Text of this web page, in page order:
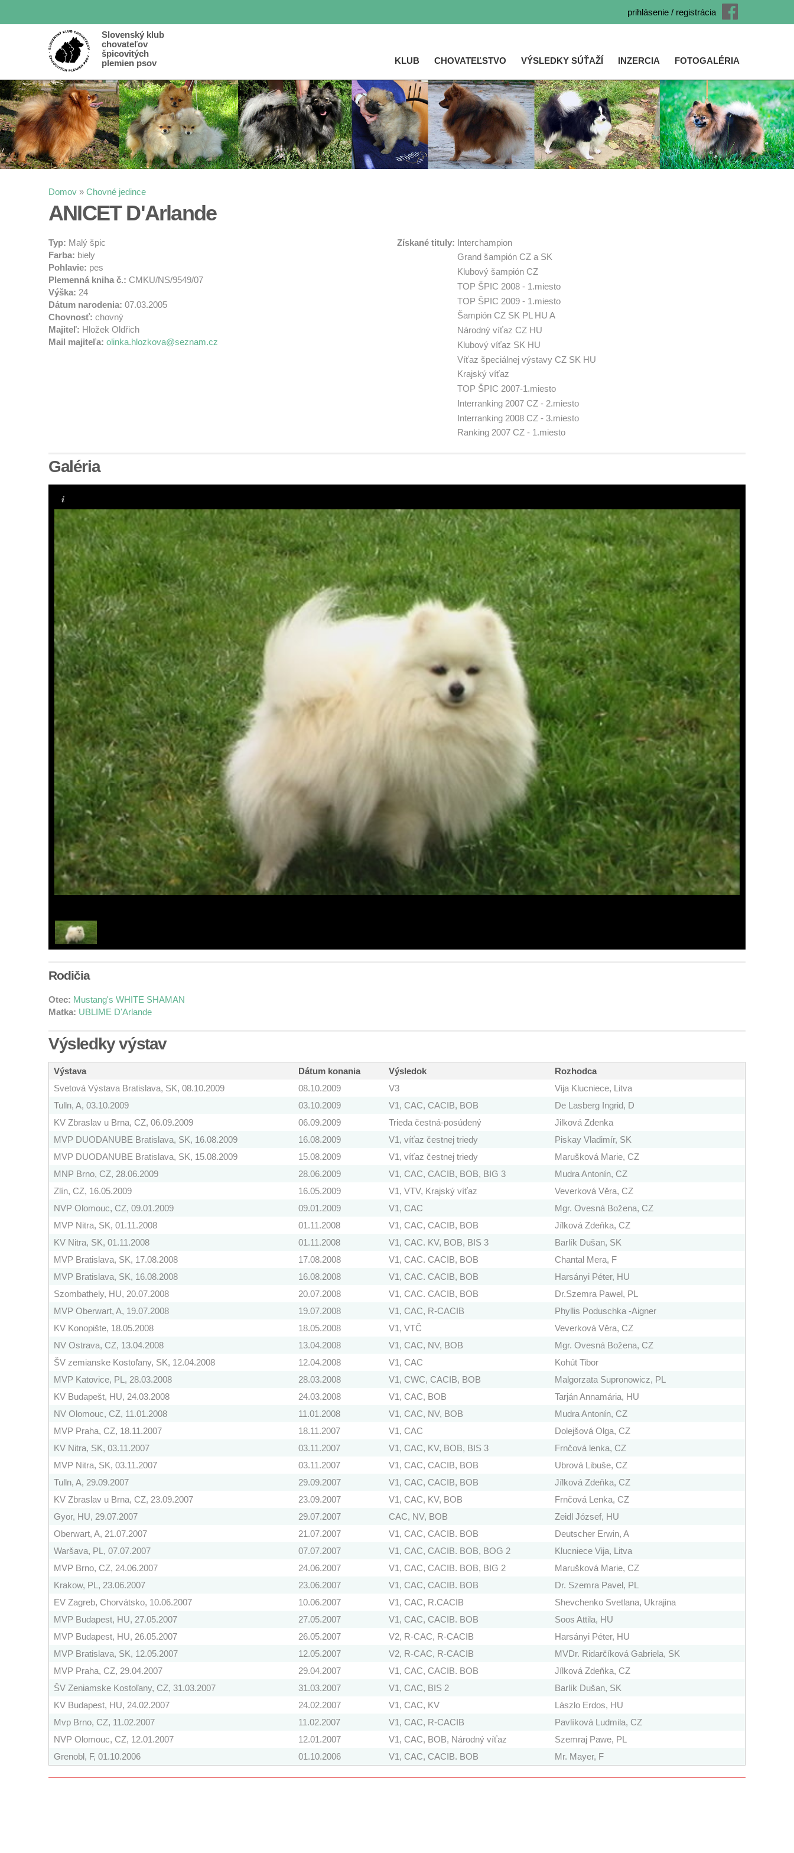
Skočiť
na
hlavný
obsah
prihlásenie / registrácia
Slovenský klub
chovateľov
špicovitých
plemien psov
KLUB CHOVATEĽSTVO VÝSLEDKY SÚŤAŽÍ INZERCIA FOTOGALÉRIA
Nachádzate sa tu
Domov » Chovné jedince
ANICET D'Arlande
Typ: Malý špic
Farba: biely
Pohlavie: pes
Plemenná kniha č.: CMKU/NS/9549/07
Výška: 24
Dátum narodenia: 07.03.2005
Chovnosť: chovný
Majiteľ: Hložek Oldřich
Mail majiteľa: olinka.hlozkova@seznam.cz
Získané tituly: Interchampion
Grand šampión CZ a SK
Klubový šampión CZ
TOP ŠPIC 2008 - 1.miesto
TOP ŠPIC 2009 - 1.miesto
Šampión CZ SK PL HU A
Národný víťaz CZ HU
Klubový víťaz SK HU
Víťaz špeciálnej výstavy CZ SK HU
Krajský víťaz
TOP ŠPIC 2007-1.miesto
Interranking 2007 CZ - 2.miesto
Interranking 2008 CZ - 3.miesto
Ranking 2007 CZ - 1.miesto
Galéria
Rodičia
Otec: Mustang's WHITE SHAMAN
Matka: UBLIME D'Arlande
Výsledky výstav
Výstava Dátum konania Výsledok
Rozhodca
Svetová Výstava Bratislava, SK, 08.10.2009
08.10.2009 V3
Vija Klucniece, Litva
Tulln, A, 03.10.2009
03.10.2009 V1, CAC, CACIB, BOB
De Lasberg Ingrid, D
KV Zbraslav u Brna, CZ, 06.09.2009
06.09.2009 Trieda čestná-posúdený
Jilková Zdenka
MVP DUODANUBE Bratislava, SK, 16.08.2009
16.08.2009 V1, víťaz čestnej triedy
Piskay Vladimír, SK
MVP DUODANUBE Bratislava, SK, 15.08.2009
15.08.2009 V1, víťaz čestnej triedy
Marušková Marie, CZ
MNP Brno, CZ, 28.06.2009
28.06.2009 V1, CAC, CACIB, BOB, BIG 3
Mudra Antonín, CZ
Zlín, CZ, 16.05.2009
16.05.2009 V1, VTV, Krajský víťaz
Veverková Věra, CZ
NVP Olomouc, CZ, 09.01.2009
09.01.2009 V1, CAC
Mgr. Ovesná Božena, CZ
MVP Nitra, SK, 01.11.2008
01.11.2008 V1, CAC, CACIB, BOB
Jílková Zdeňka, CZ
KV Nitra, SK, 01.11.2008
01.11.2008 V1, CAC. KV, BOB, BIS 3
Barlík Dušan, SK
MVP Bratislava, SK, 17.08.2008
17.08.2008 V1, CAC. CACIB, BOB
Chantal Mera, F
MVP Bratislava, SK, 16.08.2008
16.08.2008 V1, CAC. CACIB, BOB
Harsányi Péter, HU
Szombathely, HU, 20.07.2008
20.07.2008 V1, CAC. CACIB, BOB
Dr.Szemra Pawel, PL
MVP Oberwart, A, 19.07.2008
19.07.2008 V1, CAC, R-CACIB
Phyllis Poduschka -Aigner
KV Konopište, 18.05.2008
18.05.2008 V1, VTČ
Veverková Věra, CZ
NV Ostrava, CZ, 13.04.2008
13.04.2008 V1, CAC, NV, BOB
Mgr. Ovesná Božena, CZ
ŠV zemianske Kostoľany, SK, 12.04.2008
12.04.2008 V1, CAC
Kohút Tibor
MVP Katovice, PL, 28.03.2008
28.03.2008 V1, CWC, CACIB, BOB
Malgorzata Supronowicz, PL
KV Budapešt, HU, 24.03.2008
24.03.2008 V1, CAC, BOB
Tarján Annamária, HU
NV Olomouc, CZ, 11.01.2008
11.01.2008 V1, CAC, NV, BOB
Mudra Antonín, CZ
MVP Praha, CZ, 18.11.2007
18.11.2007 V1, CAC
Dolejšová Olga, CZ
KV Nitra, SK, 03.11.2007
03.11.2007 V1, CAC, KV, BOB, BIS 3
Frnčová lenka, CZ
MVP Nitra, SK, 03.11.2007
03.11.2007 V1, CAC, CACIB, BOB
Ubrová Libuše, CZ
Tulln, A, 29.09.2007
29.09.2007 V1, CAC, CACIB, BOB
Jílková Zdeňka, CZ
KV Zbraslav u Brna, CZ, 23.09.2007
23.09.2007 V1, CAC, KV, BOB
Frnčová Lenka, CZ
Gyor, HU, 29.07.2007
29.07.2007 CAC, NV, BOB
Zeidl József, HU
Oberwart, A, 21.07.2007
21.07.2007 V1, CAC, CACIB. BOB
Deutscher Erwin, A
Waršava, PL, 07.07.2007
07.07.2007 V1, CAC, CACIB. BOB, BOG 2
Klucniece Vija, Litva
MVP Brno, CZ, 24.06.2007
24.06.2007 V1, CAC, CACIB. BOB, BIG 2
Marušková Marie, CZ
Krakow, PL, 23.06.2007
23.06.2007 V1, CAC, CACIB. BOB
Dr. Szemra Pavel, PL
EV Zagreb, Chorvátsko, 10.06.2007
10.06.2007 V1, CAC, R.CACIB
Shevchenko Svetlana, Ukrajina
MVP Budapest, HU, 27.05.2007
27.05.2007 V1, CAC, CACIB. BOB
Soos Attila, HU
MVP Budapest, HU, 26.05.2007
26.05.2007 V2, R-CAC, R-CACIB
Harsányi Péter, HU
MVP Bratislava, SK, 12.05.2007
12.05.2007 V2, R-CAC, R-CACIB
MVDr. Ridarčíková Gabriela, SK
MVP Praha, CZ, 29.04.2007
29.04.2007 V1, CAC, CACIB. BOB
Jílková Zdeňka, CZ
ŠV Zeniamske Kostoľany, CZ, 31.03.2007
31.03.2007 V1, CAC, BIS 2
Barlík Dušan, SK
KV Budapest, HU, 24.02.2007
24.02.2007 V1, CAC, KV
Lászlo Erdos, HU
Mvp Brno, CZ, 11.02.2007
11.02.2007 V1, CAC, R-CACIB
Pavlíková Ludmila, CZ
NVP Olomouc, CZ, 12.01.2007
12.01.2007 V1, CAC, BOB, Národný víťaz
Szemraj Pawe, PL
Grenobl, F, 01.10.2006
01.10.2006 V1, CAC, CACIB. BOB Mr. Mayer, F